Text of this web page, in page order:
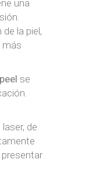
una
la piel,
más
se
de